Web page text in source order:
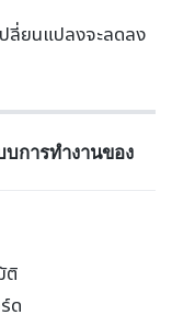
ปลี่ยนแปลงจะลดลง
การทำงานของ
ติ
ด